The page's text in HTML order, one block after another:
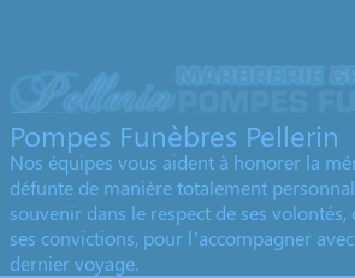
Pompes Funèbres Pellerin
Nos équipes vous aident à honorer la
défunte de manière totalement
souvenir dans le respect de ses volontés,
ses convictions, pour l’accompagner
dernier voyage.